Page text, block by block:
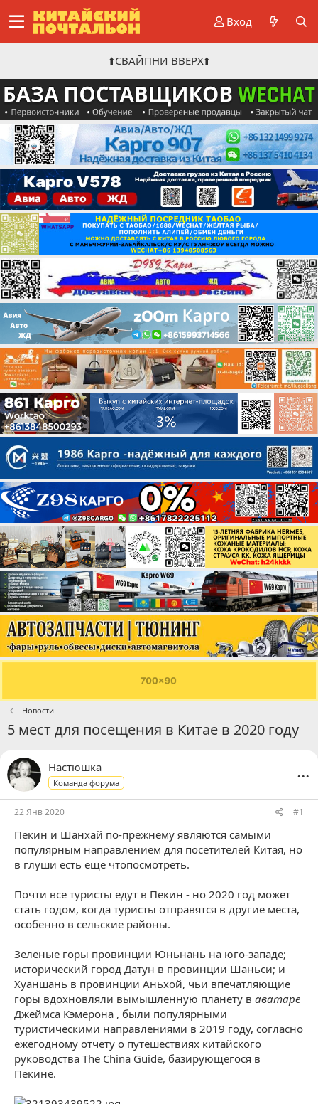
Вход
⬆️СВАЙПНИ ВВЕРХ⬆️
Новости
5 мест для посещения в Китае в 2020 году
Настюшка
Команда форума
...
22 Янв 2020 #1
Пекин и Шанхай по-прежнему являются самыми
популярным направлением для посетителей Китая, но
в глуши есть еще чтопосмотреть.
Почти все туристы едут в Пекин - но 2020 год может
стать годом, когда туристы отправятся в другие места,
особенно в сельские районы.
Зеленые горы провинции Юньнань на юго-западе;
исторический город Датун в провинции Шаньси; и
Хуаншань в провинции Аньхой, чьи впечатляющие
горы вдохновляли вымышленную планету в аватаре
Джеймса Кэмерона , были популярными
туристическими направлениями в 2019 году, согласно
ежегодному отчету о путешествиях китайского
руководства The China Guide, базирующегося в
Пекине.